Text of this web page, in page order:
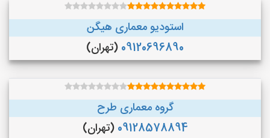
استودیو معماری هیگن
09120696890 (تهران)
گروه معماری طرح
09128578894 (تهران)